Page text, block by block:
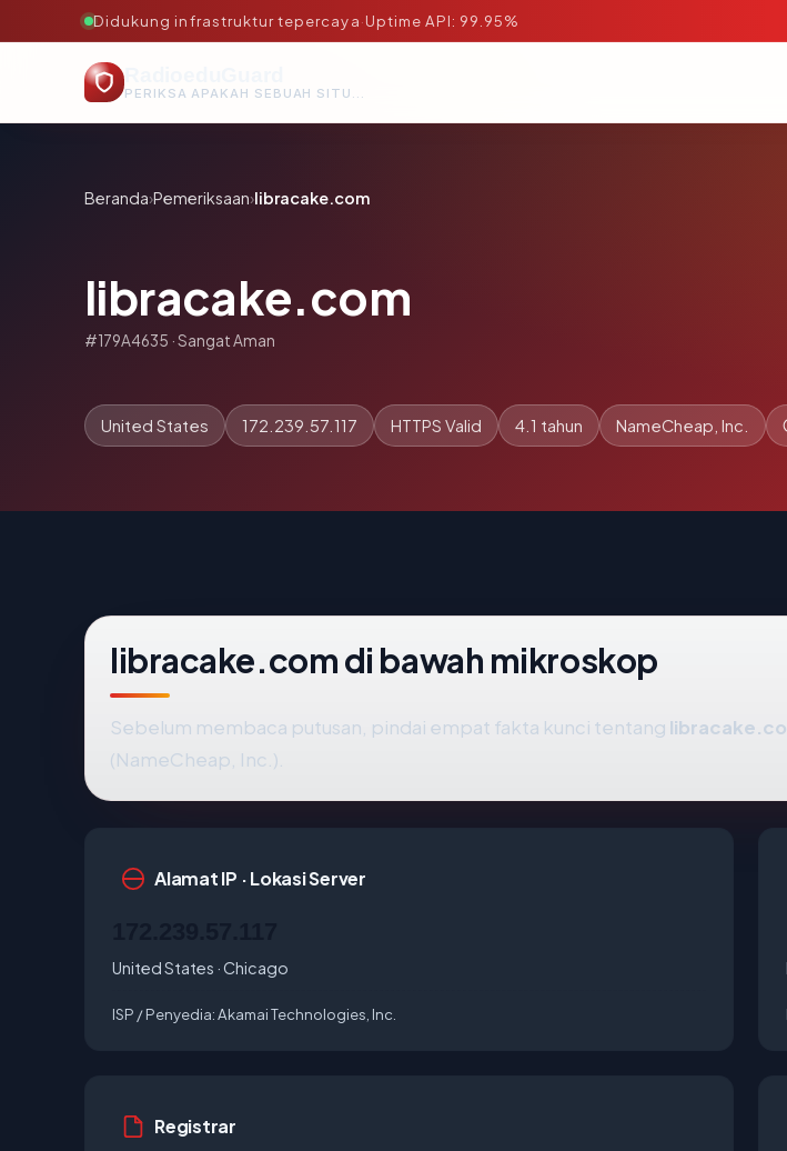
Didukung infrastruktur tepercaya·Uptime API: 99.95%
PERIKSA APAKAH SEBUAH SITUS AMAN, TEPERCAYA, DAN TERVERIFIKASI DALAM HITUNGAN DETIK.
Beranda›Pemeriksaan›libracake.com
libracake.com
#179A4635 · Sangat Aman
United States 172.239.57.117 HTTPS Valid 4.1 tahun NameCheap, Inc.
libracake.com di bawah mikroskop
Sebelum membaca putusan, pindai empat fakta kunci tentang
(NameCheap, Inc.).
Alamat IP · Lokasi Server
United States · Chicago
ISP / Penyedia:Akamai Technologies, Inc.
Registrar